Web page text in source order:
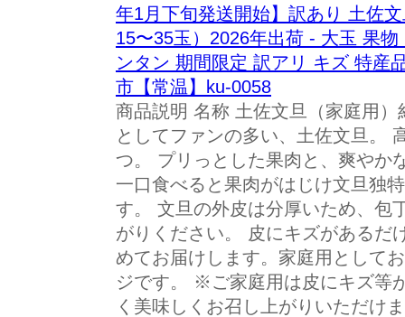
年1月下旬発送開始】訳あり 土佐
15〜35玉）2026年出荷 - 大玉 果
ンタン 期間限定 訳アリ キズ 特産
市【常温】ku-0058
商品説明 名称 土佐文旦（家庭用
としてファンの多い、土佐文旦。
つ。 プリっとした果肉と、爽やか
一口食べると果肉がはじけ文旦独
す。 文旦の外皮は分厚いため、包
がりください。 皮にキズがあるだ
めてお届けします。家庭用として
ジです。 ※ご家庭用は皮にキズ等
く美味しくお召し上がりいただけ